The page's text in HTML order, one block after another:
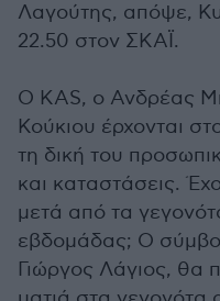
Λαγούτης, απόψε,
22.50 στον ΣΚΑΪ.
Ο KAS, ο Ανδρέας
Κούκιου έρχονται
τη δική του
και καταστάσεις.
μετά από τα
εβδομάδας; Ο
Γιώργος Λάγιος, θα